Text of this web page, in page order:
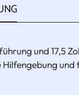
und 17,5
und